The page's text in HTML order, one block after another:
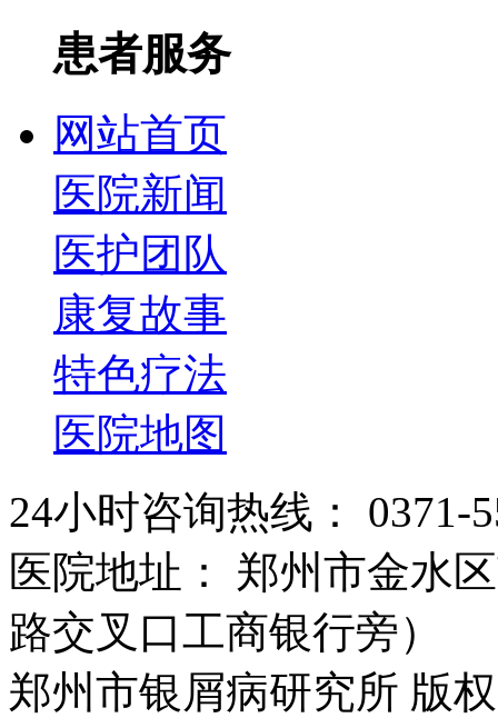
患者服务
网站首页
医院新闻
医护团队
康复故事
特色疗法
医院地图
24小时咨询热线： 0371-
医院地址： 郑州市金水
路交叉口工商银行旁）
郑州市银屑病研究所 版